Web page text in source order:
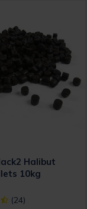
Halibut
10kg
out of 5
(24)